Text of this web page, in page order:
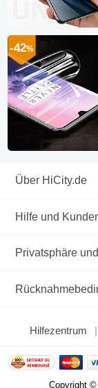
-42%
Über HiCity.de
Hilfe und
Privatsphäre
Hilfezentrum
Copyright ©